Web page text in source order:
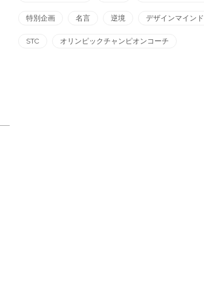
特別企画 名言 逆境 デザインマインド
STC オリンピックチャンピオンコーチ